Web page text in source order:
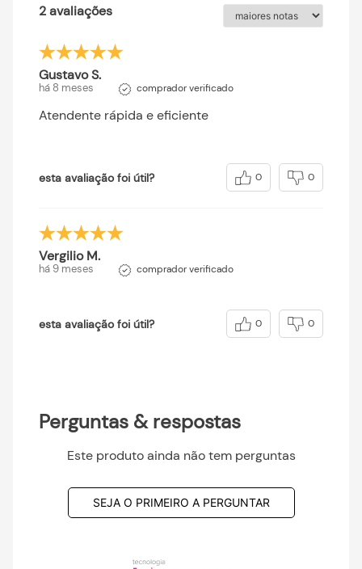
2 avaliações
Gustavo S.
há 8 meses comprador verificado
Atendente rápida e eficiente
esta avaliação foi útil? 0 0
Vergilio M.
há 9 meses comprador verificado
esta avaliação foi útil? 0 0
Perguntas & respostas
Este produto ainda não tem perguntas
SEJA O PRIMEIRO A PERGUNTAR